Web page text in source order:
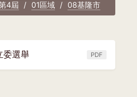
4屆
01區域 08基隆市
委選舉 PDF